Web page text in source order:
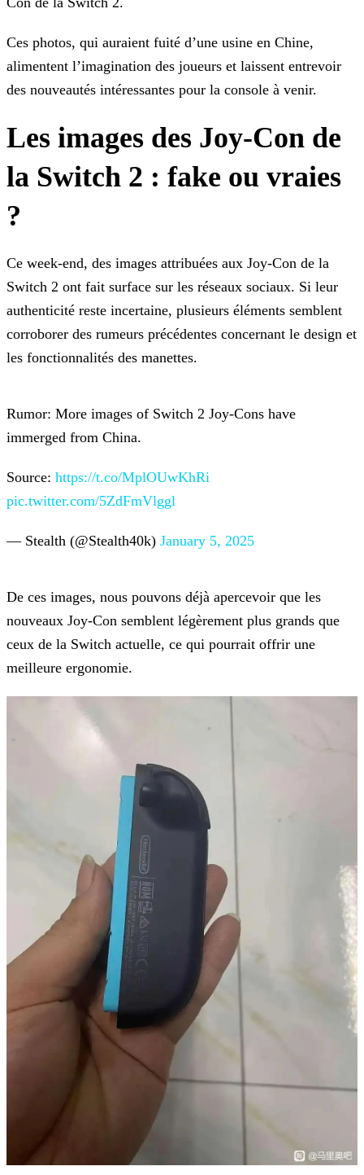
Ces photos, qui auraient fuité d’une usine en Chine,
alimentent l’imagination des joueurs et laissent entrevoir
des nouveautés intéressantes pour la console à venir.
Les images des Joy-Con de
la Switch 2 : fake ou vraies
?
Ce week-end, des images attribuées aux Joy-Con de la
Switch 2 ont fait surface sur les réseaux sociaux. Si leur
authenticité reste incertaine, plusieurs éléments semblent
corroborer des rumeurs précédentes concernant le design et
les fonctionnalités des manettes.
Rumor: More images of Switch 2 Joy-Cons have
immerged from China.
Source: https://t.co/MplOUwKhRi
pic.twitter.com/5ZdFmVlggl
— Stealth (@Stealth40k) January 5, 2025
De ces images, nous pouvons déjà apercevoir que les
nouveaux Joy-Con semblent légèrement plus grands que
ceux de la Switch actuelle, ce qui pourrait offrir une
meilleure ergonomie.